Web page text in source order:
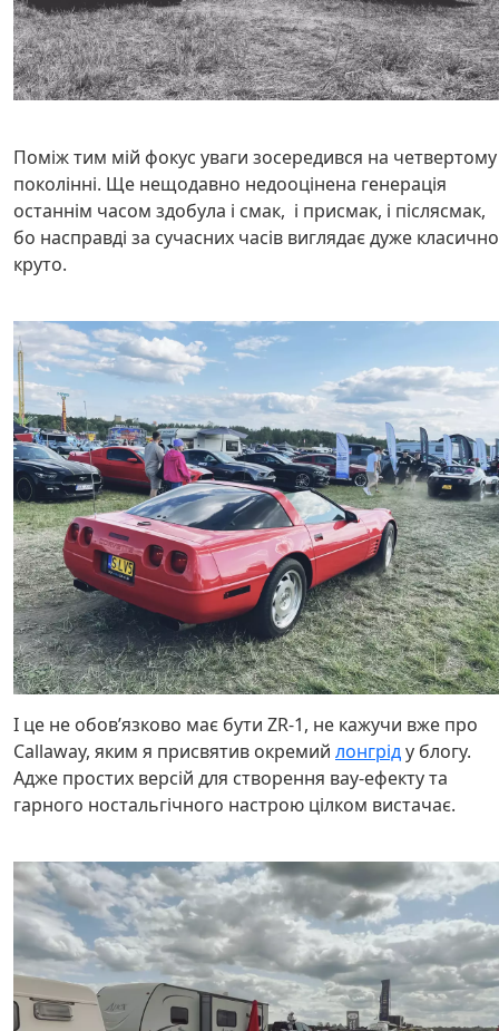
Поміж тим мій фокус уваги зосередився на четвертому
поколінні. Ще нещодавно недооцінена генерація
останнім часом здобула і смак, і присмак, і післясмак,
бо насправді за сучасних часів виглядає дуже класично
круто.
І це не обовʼязково має бути ZR-1, не кажучи вже про
Callaway, яким я присвятив окремий лонгріду блогу.
Адже простих версій для створення вау-ефекту та
гарного ностальгічного настрою цілком вистачає.